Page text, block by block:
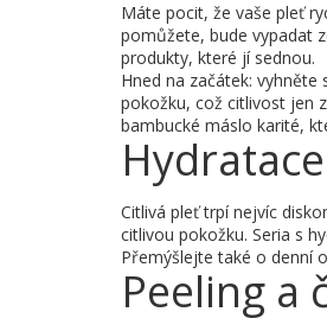
Máte pocit, že vaše pleť
pomůžete, bude vypadat
produkty, které jí sednou.
Hned na začátek:
pokožku, což citlivost jen
bambucké máslo karité,
Citlivá pleť trpí nejvíc
citlivou pokožku. Seria s
Přemýšlejte také o denní
Peeling a